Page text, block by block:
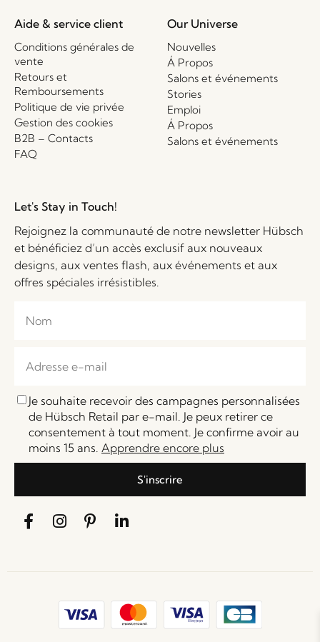
Aide & service client
Conditions générales de
vente
Retours et
Remboursements
Politique de vie privée
Gestion des cookies
B2B – Contacts
FAQ
Our Universe
Nouvelles
Á Propos
Salons et événements
Stories
Emploi
Á Propos
Salons et événements
Let's Stay in Touch!
Rejoignez la communauté de notre newsletter Hübsch
et bénéficiez d’un accès exclusif aux nouveaux
designs, aux ventes flash, aux événements et aux
offres spéciales irrésistibles.
Je souhaite recevoir des campagnes personnalisées
de Hübsch Retail par e-mail. Je peux retirer ce
consentement à tout moment. Je confirme avoir au
moins 15 ans. Apprendre encore plus
S'inscrire